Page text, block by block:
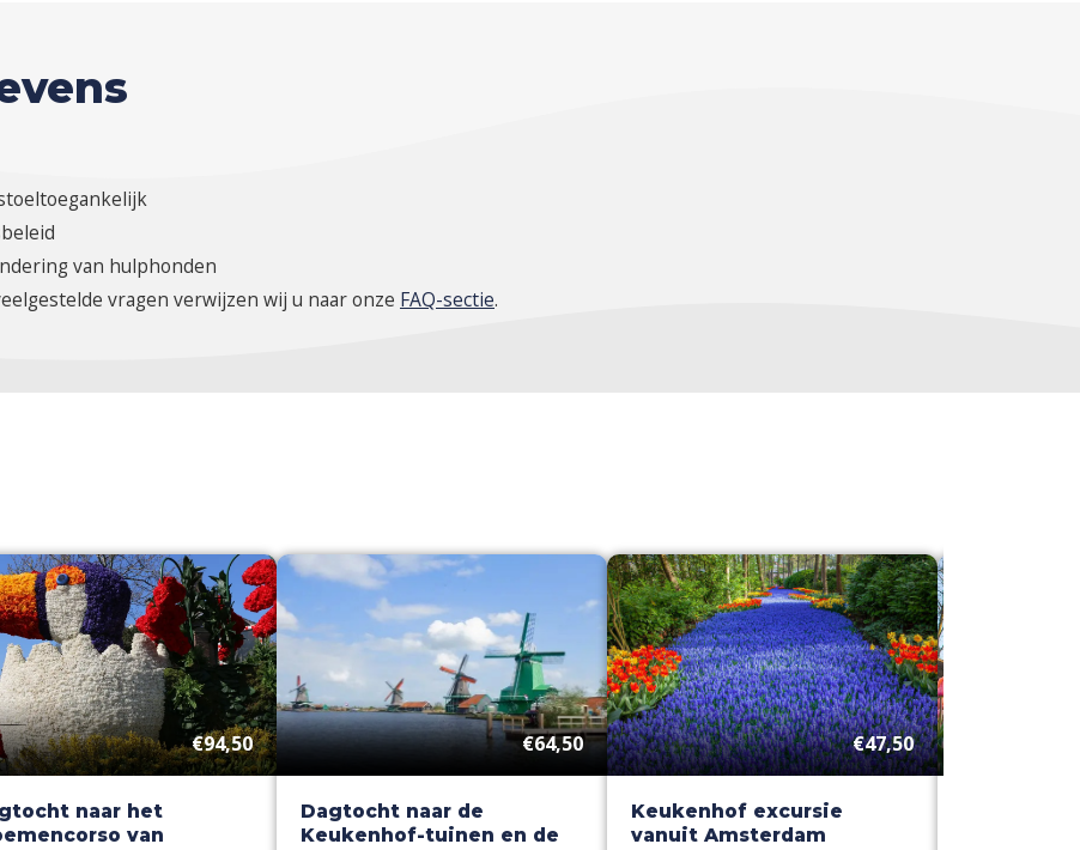
van hulphonden
vragen verwijzen wij u naar onze FAQ-sectie.
€94,50
naar het
van
€64,50
Dagtocht naar de
Keukenhof-tuinen en de
€47,50
Keukenhof excursie
vanuit Amsterdam